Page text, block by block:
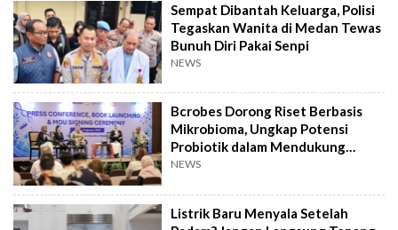
Sempat Dibantah Keluarga, Polisi
Tegaskan Wanita di Medan Tewas
Bunuh Diri Pakai Senpi
NEWS
Bcrobes Dorong Riset Berbasis
Mikrobioma, Ungkap Potensi
Probiotik dalam Mendukung
Terapi Jerawat
NEWS
Listrik Baru Menyala Setelah